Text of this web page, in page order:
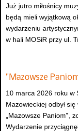
Już jutro miłośnicy
będą mieli wyjątkową
wydarzeniu
w hali MOSiR przy ul.
"Mazowsze
10 marca 2026 roku w
Mazowieckiej odbył
„Mazowsze Paniom”,
Wydarzenie